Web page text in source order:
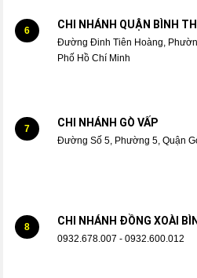
6 CHI NHÁNH QUẬN BÌNH
Đường Đinh Tiên Hoàng,
Phố Hồ Chí Minh
7 CHI NHÁNH GÒ VẤP
Đường Số 5, Phường 5, Quận
8 CHI NHÁNH ĐỒNG XOÀI
0932.678.007 - 0932.600.012